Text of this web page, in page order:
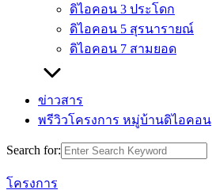
ดิไอคอน 3 ประโดก
ดิไอคอน 5 สุรนารายณ์
ดิไอคอน 7 สามยอด
ข่าวสาร
พรีวิวโครงการ หมู่บ้านดิไอคอน
Search for:
โครงการ